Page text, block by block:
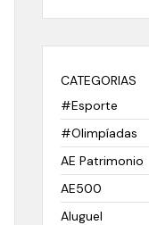
CATEGORIAS
#Esporte
#Olimpíadas
AE Patrimonio
AE500
Aluguel